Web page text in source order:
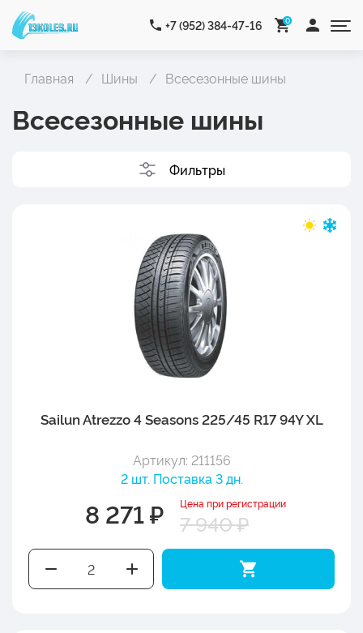
+7 (952) 384-47-16 0
Главная Шины Всесезонные шины
Всесезонные шины
Фильтры
Sailun Atrezzo 4 Seasons 225/45 R17 94Y XL
Артикул: 211156
2 шт. Поставка 3 дн.
8 271 ₽ Цена при регистрации
7 940 ₽